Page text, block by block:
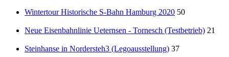
Wintertour Historische S-Bahn Hamburg 2020 50
Neue Eisenbahnlinie Ueternsen - Tornesch (Testbetrieb) 21
Steinhanse in Nordersteh3 (Legoausstellung) 37